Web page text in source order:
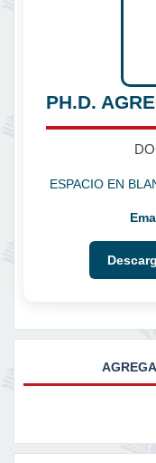
PH.D.
ESPACIO EN